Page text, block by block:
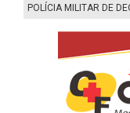
POLÍCIA MILITAR DE